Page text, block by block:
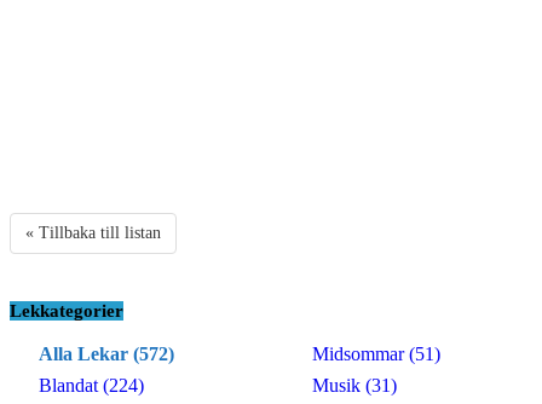
« Tillbaka till listan
Lekkategorier
Alla Lekar (572)
Blandat (224)
Midsommar (51)
Musik (31)